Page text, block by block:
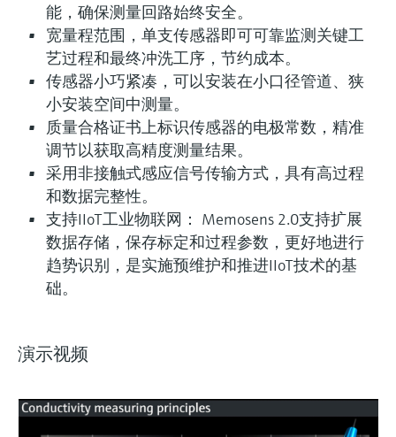
能，确保测量回路始终安全。
宽量程范围，单支传感器即可可靠监测关键工
艺过程和最终冲洗工序，节约成本。
传感器小巧紧凑，可以安装在小口径管道、狭
小安装空间中测量。
质量合格证书上标识传感器的电极常数，精准
调节以获取高精度测量结果。
采用非接触式感应信号传输方式，具有高过程
和数据完整性。
支持IIoT工业物联网： Memosens 2.0支持扩展
数据存储，保存标定和过程参数，更好地进行
趋势识别，是实施预维护和推进IIoT技术的基
础。
演示视频